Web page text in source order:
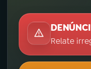
Relate